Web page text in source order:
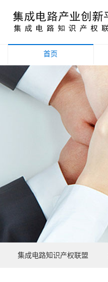
首页
集成电路知识产权联盟